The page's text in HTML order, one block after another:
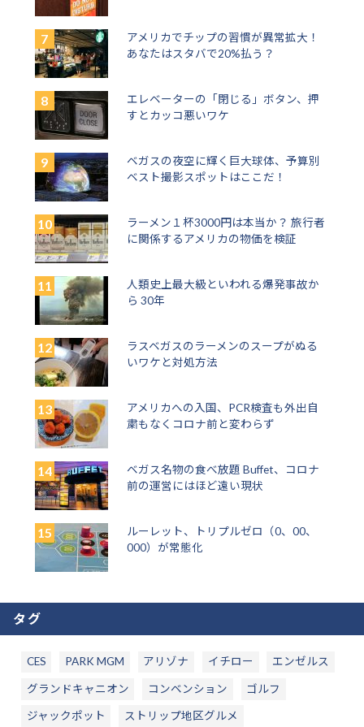
アメリカでチップの習慣が異常拡大！
あなたはスタバで20%払う？
エレベーターの「閉じる」ボタン、押
すとカッコ悪いワケ
ベガスの夜空に輝く巨大球体、予算別
ベスト撮影スポットはここだ！
ラーメン１杯3000円は本当か？ 旅行者
に関係するアメリカの物価を検証
人類史上最大級といわれる爆発事故か
ら 30年
ラスベガスのラーメンのスープがぬる
いワケと対処方法
アメリカへの入国、PCR検査も外出自
粛もなくコロナ前と変わらず
ベガス名物の食べ放題 Buffet、コロナ
前の運営にはほど遠い現状
ルーレット、トリプルゼロ（0、00、
000）が常態化
タグ
CES PARK MGM アリゾナ イチロー エンゼルス
グランドキャニオン コンベンション ゴルフ
ジャックポット ストリップ地区グルメ